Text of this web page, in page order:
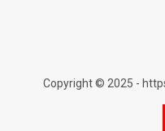
Copyright © 2025 -